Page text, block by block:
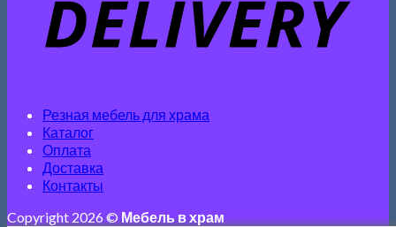
Резная мебель для храма
Каталог
Оплата
Доставка
Контакты
Copyright 2026 © Мебель в храм